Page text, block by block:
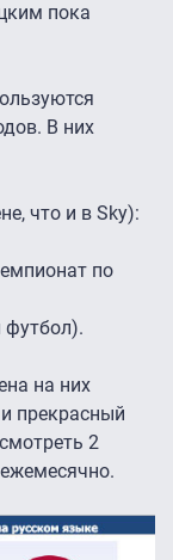
пока
В них
что и в Sky):
по
футбол).
на них
прекрасный
2